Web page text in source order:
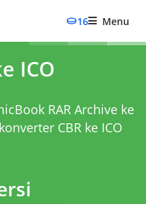
16 Menu
ICO
RAR Archive ke
konverter CBR ke ICO